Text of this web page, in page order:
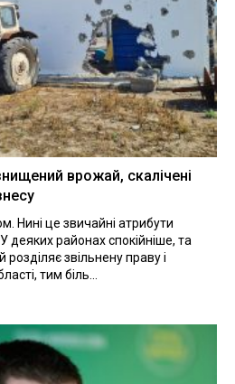
врожай, скалічені
Нині це звичайні атрибути
районах спокійніше, та
звільнену праву і
тим біль...